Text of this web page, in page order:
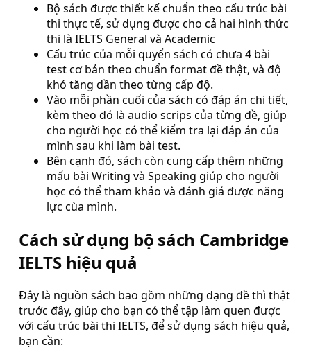
Bộ sách được thiết kế chuẩn theo cấu trúc bài
thi thực tế, sử dụng được cho cả hai hình thức
thi là IELTS General và Academic
Cấu trúc của mỗi quyển sách có chưa 4 bài
test cơ bản theo chuẩn format đề thật, và độ
khó tăng dần theo từng cấp độ.
Vào mỗi phần cuối của sách có đáp án chi tiết,
kèm theo đó là audio scrips của từng đề, giúp
cho người học có thể kiểm tra lại đáp án của
mình sau khi làm bài test.
Bên cạnh đó, sách còn cung cấp thêm những
mấu bài Writing và Speaking giúp cho người
học có thể tham khảo và đánh giá được năng
lực cùa mình.
Cách sử dụng bộ sách Cambridge
IELTS hiệu quả
Đây là nguồn sách bao gồm những dạng đề thì thật
trước đây, giúp cho bạn có thể tập làm quen được
với cấu trúc bài thi IELTS, để sử dụng sách hiệu quả,
bạn cần: